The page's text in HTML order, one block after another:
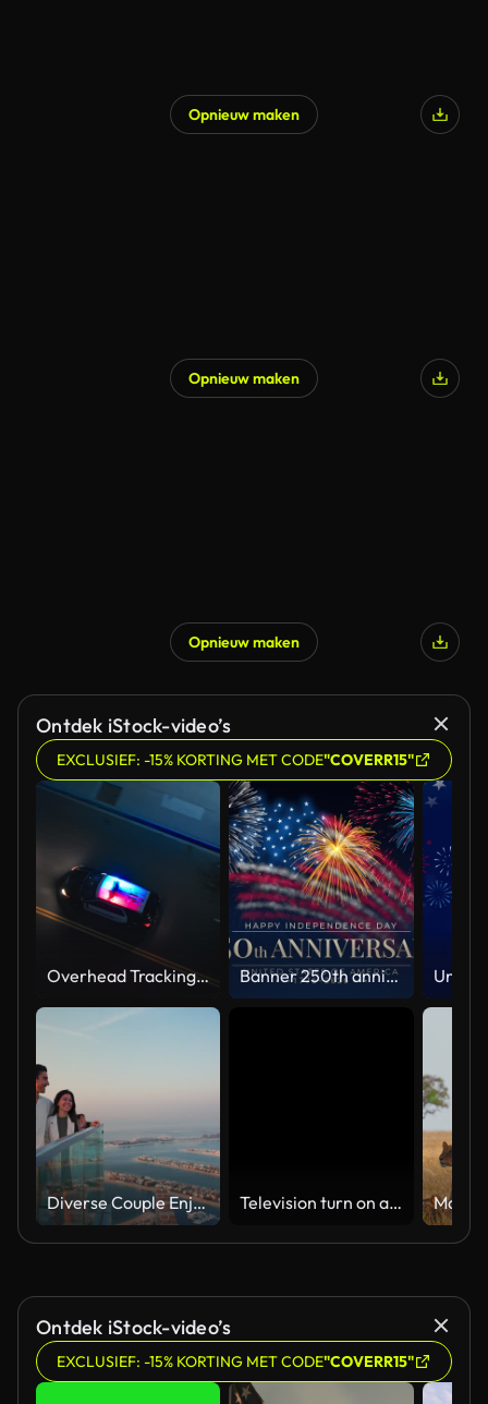
Opnieuw maken
Opnieuw maken
Opnieuw maken
Ontdek iStock-video’s
EXCLUSIEF: -15% KORTING MET CODE"COVERR15"
Overhead Tracking Drone Shot of a Police Car Driving on a City Street with Lights On at Night Banner 250th anniversary of the USA. 250 years of independence. 4th of july 2026 usa independence day, video greeting card. US flag fireworks on blue sky background. Fourth of july. 4k seamless loop
Diverse Couple Enjoying Sunset Views from High Rise Sky Deck Overlooking Palm Jumeirah Television turn on and off. Switch on tv effect, switch off tv effect. Turn on Lcd TV effect, turn off TV effect . Led Tv on and off on black background
Ontdek iStock-video’s
EXCLUSIEF: -15% KORTING MET CODE"COVERR15"